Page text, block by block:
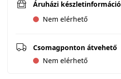
Áruházi készletinformáció
Nem elérhető
Csomagponton átvehető
Nem elérhető